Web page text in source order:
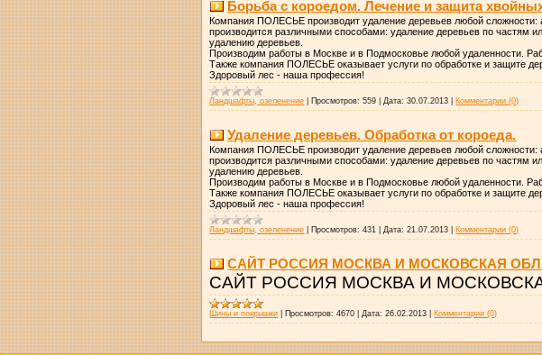
Борьба с короедом. Лечение и защита
Компания ПОЛЕСЬЕ производит удаление деревьев любой
производится различными способами: удаление деревьев по
удалению деревьев.
Производим работы в Москве и в Подмосковье любой удаленности.
Также компания ПОЛЕСЬЕ оказывает услуги по обработке и защите
Здоровый лес - наша профессия!
Ландшафты, озеленение Просмотров: 559 Дата: 30.07.2013 Комментарии (0)
Удаление деревьев. Обработка от короеда.
Компания ПОЛЕСЬЕ производит удаление деревьев любой
производится различными способами: удаление деревьев по
удалению деревьев.
Производим работы в Москве и в Подмосковье любой удаленности.
Также компания ПОЛЕСЬЕ оказывает услуги по обработке и защите
Здоровый лес - наша профессия!
Ландшафты, озеленение Просмотров: 431 Дата: 21.07.2013 Комментарии (0)
САЙТ РОССИЯ МОСКВА И МОСКОВСКАЯ
САЙТ РОССИЯ МОСКВА И
Шины и покрышки Просмотров: 4670 Дата: 26.02.2013 Комментарии (0)